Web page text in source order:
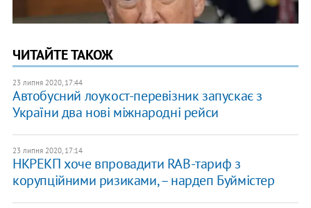
ЧИТАЙТЕ ТАКОЖ
23 липня 2020, 17:44
Автобусний лоукост-перевізник запускає з
України два нові міжнародні рейси
23 липня 2020, 17:14
НКРЕКП хоче впровадити RAB-тариф з
корупційними ризиками, – нардеп Буймістер